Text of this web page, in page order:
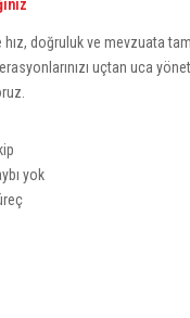
doğruluk ve mevzuata
uçtan uca
yok